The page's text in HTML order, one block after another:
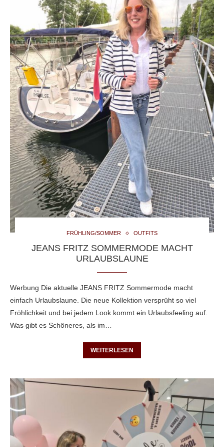
FRÜHLING/SOMMER OUTFITS
JEANS FRITZ SOMMERMODE MACHT
URLAUBSLAUNE
Werbung Die aktuelle JEANS FRITZ Sommermode macht
einfach Urlaubslaune. Die neue Kollektion versprüht so viel
Fröhlichkeit und bei jedem Look kommt ein Urlaubsfeeling auf.
Was gibt es Schöneres, als im…
WEITERLESEN